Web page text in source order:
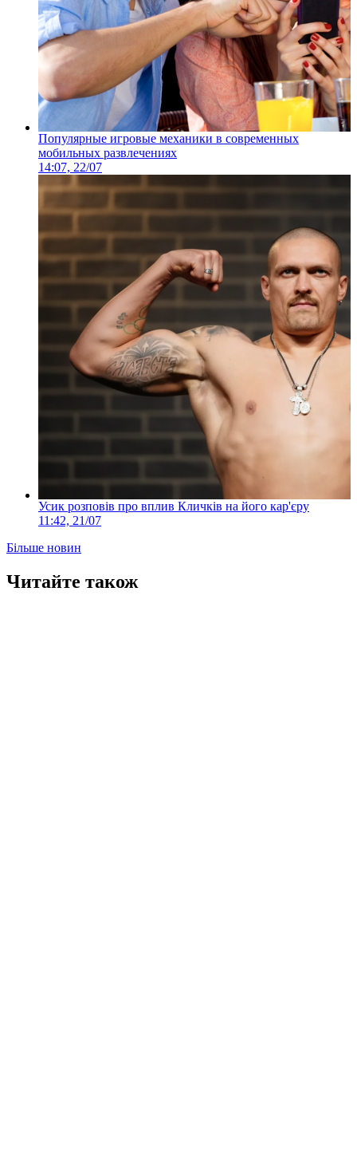
Популярные игровые механики в современных
мобильных развлечениях
14:07, 22/07
Усик розповів про вплив Кличків на його кар'єру
11:42, 21/07
Більше новин
Читайте також